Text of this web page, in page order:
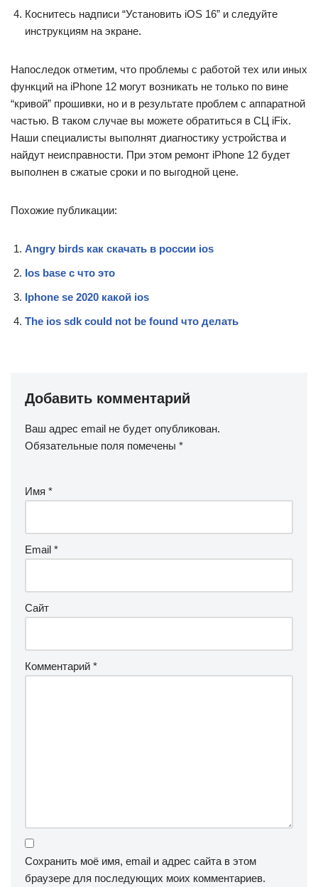
Коснитесь надписи “Установить iOS 16” и следуйте
инструкциям на экране.
Напоследок отметим, что проблемы с работой тех или иных
функций на iPhone 12 могут возникать не только по вине
“кривой” прошивки, но и в результате проблем с аппаратной
частью. В таком случае вы можете обратиться в СЦ iFix.
Наши специалисты выполнят диагностику устройства и
найдут неисправности. При этом ремонт iPhone 12 будет
выполнен в сжатые сроки и по выгодной цене.
Похожие публикации:
Angry birds как скачать в россии ios
Ios base c что это
Iphone se 2020 какой ios
The ios sdk could not be found что делать
Добавить комментарий
Ваш адрес email не будет опубликован.
Обязательные поля помечены *
Имя *
Email *
Сайт
Комментарий *
Сохранить моё имя, email и адрес сайта в этом
браузере для последующих моих комментариев.